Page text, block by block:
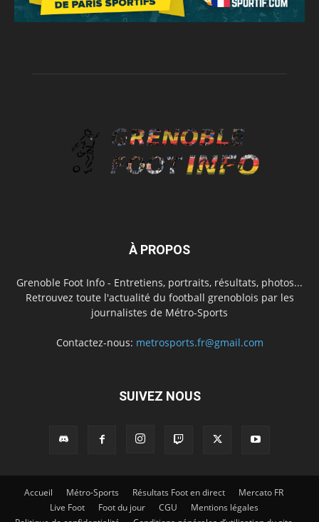
À PROPOS
Grenoble Foot Info - Entretiens, portraits, résultats, photos...
Retrouvez toute l'actualité du football grenoblois par les
journalistes de Métro-Sports
Contactez-nous: metrosports.fr@gmail.com
SUIVEZ NOUS
Accueil Métro-Sports Résultats Foot en direct
Mercato FR
Live Foot
Foot du jour CGU
Mentions légales